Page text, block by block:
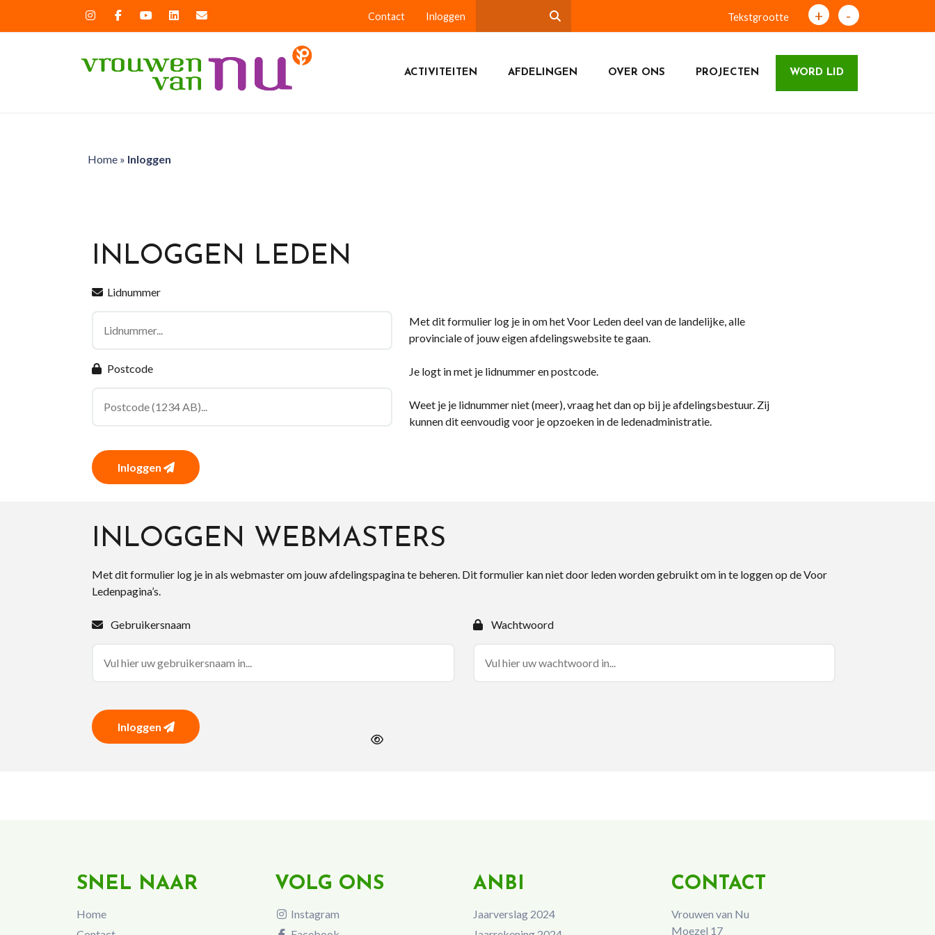
Contact Inloggen Tekstgrootte + -
ACTIVITEITEN AFDELINGEN OVER ONS PROJECTEN WORD LID
Home» Inloggen
INLOGGEN LEDEN
Lidnummer
Postcode
Inloggen
Met dit formulier log je in om het Voor Leden deel van de landelijke, alle
provinciale of jouw eigen afdelingswebsite te gaan.
Je logt in met je lidnummer en postcode.
Weet je je lidnummer niet (meer), vraag het dan op bij je afdelingsbestuur. Zij
kunnen dit eenvoudig voor je opzoeken in de ledenadministratie.
INLOGGEN WEBMASTERS
Met dit formulier log je in als webmaster om jouw afdelingspagina te beheren. Dit formulier kan niet door leden worden gebruikt om in te loggen op de Voor
Ledenpagina’s.
Gebruikersnaam Wachtwoord
Inloggen
SNEL NAAR
Home
VOLG ONS
Instagram
ANBI
Jaarverslag 2024
CONTACT
Vrouwen van Nu
Moezel 17